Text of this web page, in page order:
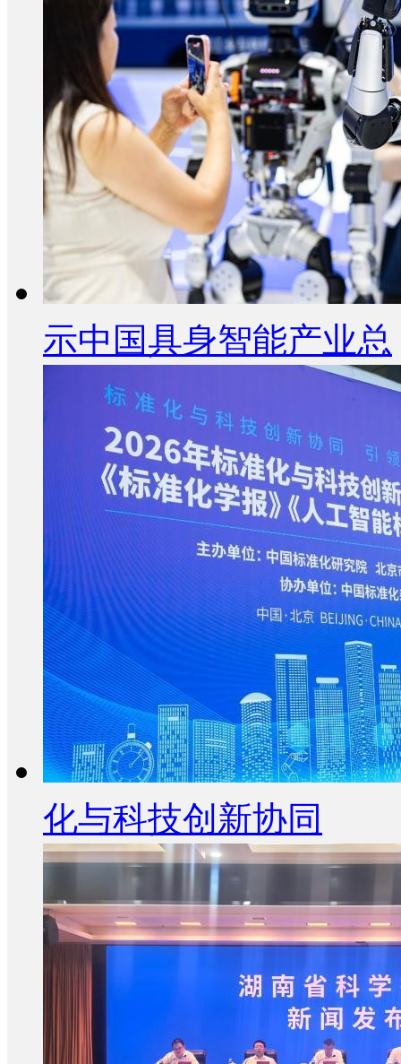
示中国具身智能产业总
化与科技创新协同